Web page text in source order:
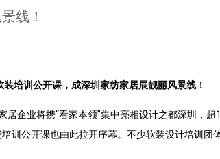
线！
装培训公开课，成深圳家纺家居展靓丽风景线！
企业将携“看家本领”集中亮相设计之都深圳，
训公开课也由此拉开序幕。不少软装设计培训团